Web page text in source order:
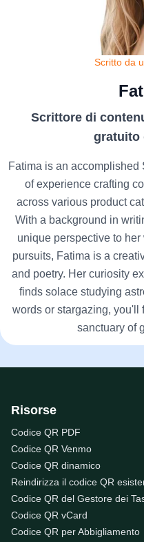
Scritto da
Scrittore di
gratuito
Fatima is an accomplished
of experience crafting
across various product
With a background in
unique perspective to
pursuits, Fatima is a
and poetry. Her curiosity
finds solace studying
words or stargazing, you'll
sanctuary of
Risorse
Codice QR PDF
Codice QR Venmo
Codice QR dinamico
Reindirizza il codice QR
Codice QR del Gestore dei
Codice QR vCard
Codice QR per Abbigliamento